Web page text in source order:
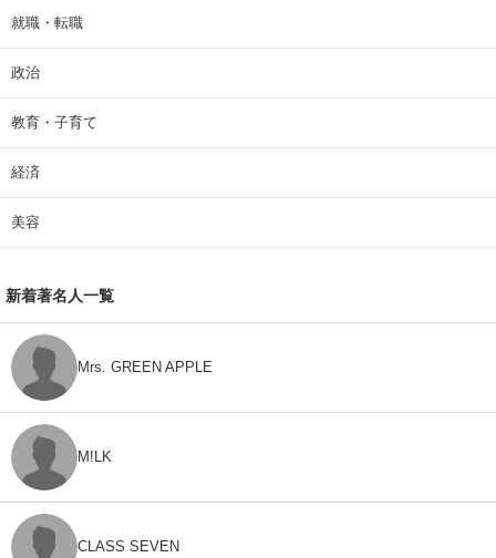
就職・転職
政治
教育・子育て
経済
美容
新着著名人一覧
Mrs. GREEN APPLE
M!LK
CLASS SEVEN